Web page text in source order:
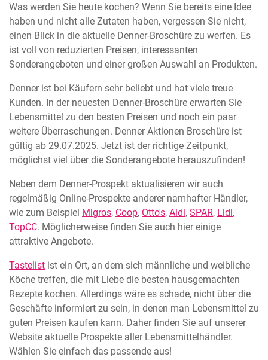
Was werden Sie heute kochen? Wenn Sie bereits eine Idee
haben und nicht alle Zutaten haben, vergessen Sie nicht,
einen Blick in die aktuelle Denner-Broschüre zu werfen. Es
ist voll von reduzierten Preisen, interessanten
Sonderangeboten und einer großen Auswahl an Produkten.
Denner ist bei Käufern sehr beliebt und hat viele treue
Kunden. In der neuesten Denner-Broschüre erwarten Sie
Lebensmittel zu den besten Preisen und noch ein paar
weitere Überraschungen. Denner Aktionen Broschüre ist
gültig ab 29.07.2025. Jetzt ist der richtige Zeitpunkt,
möglichst viel über die Sonderangebote herauszufinden!
Neben dem Denner-Prospekt aktualisieren wir auch
regelmäßig Online-Prospekte anderer namhafter Händler,
wie zum Beispiel Migros, Coop, Otto's, Aldi, SPAR, Lidl,
TopCC. Möglicherweise finden Sie auch hier einige
attraktive Angebote.
Tastelist ist ein Ort, an dem sich männliche und weibliche
Köche treffen, die mit Liebe die besten hausgemachten
Rezepte kochen. Allerdings wäre es schade, nicht über die
Geschäfte informiert zu sein, in denen man Lebensmittel zu
guten Preisen kaufen kann. Daher finden Sie auf unserer
Website aktuelle Prospekte aller Lebensmittelhändler.
Wählen Sie einfach das passende aus!